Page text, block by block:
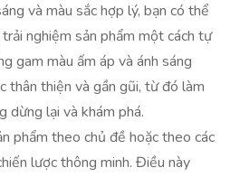
và màu sắc hợp lý, bạn có thể
nghiệm sản phẩm một cách tự
gam màu ấm áp và ánh sáng
thân thiện và gần gũi, từ đó làm
dừng lại và khám phá.
phẩm theo chủ đề hoặc theo các
lược thông minh. Điều này